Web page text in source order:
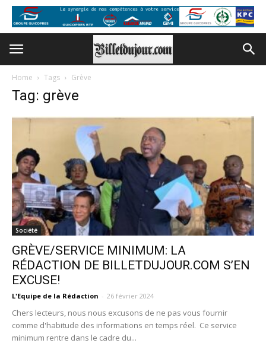
Home Tags Grève
Tag: grève
Société
GRÈVE/SERVICE MINIMUM: LA
RÉDACTION DE BILLETDUJOUR.COM S’EN
EXCUSE!
L'Equipe de la Rédaction - 26 février 2024
Chers lecteurs, nous nous excusons de ne pas vous fournir
comme d'habitude des informations en temps réel. Ce service
minimum rentre dans le cadre du...